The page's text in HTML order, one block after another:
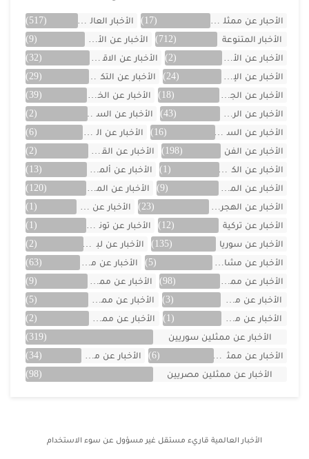
الأحبار عن ممثلين الخليج (17) الأخبار العالمية
(517)
الأخبار المتنوعة
(712) الأخبار عن الأردن
(9)
الأخبار عن الأفلام
(2) الأخبار عن الاقتصاد
(32)
الأخبار عن الإمارات
(24) الأخبار عن التكنولوجيا
(29)
الأخبار عن الجزائر
(18) الأخبار عن الخليج
(39)
الأخبار عن الرياضة
(43) الأخبار عن السعودية
(2)
الأخبار عن السيارات
(16) الأخبار عن العراق
(6)
الأخبار عن الفن
(198) الأخبار عن القصص
(2)
الأخبار عن الكويت
(1) الأخبار عن ألمانيا
(13)
الأخبار عن المسلسلات
(9) الأخبار عن المشاهير
(120)
الأخبار عن الهجرة والسفر
(23) الأخبار عن اليمن
(1)
الأخبار عن تركية
(12) الأخبار عن تونس
(1)
الأخبار عن سوريا
(135) الأخبار عن لبنان
(2)
الأخبار عن مشاهر الهند
(5) الأخبار عن مصر
(63)
الأخبار عن ممثلين اتراك
(98) الأخبار عن ممثلين الأجانب
(9)
الأخبار عن ممثلين الأردن
(3) الأخبار عن ممثلين المغرب
(5)
الأخبار عن ممثلين تونس
(1) الأخبار عن ممثلين جزائريين
(2)
الأخبار عن ممثلين سوريين
(319)
الأخبار عن ممثلين فلسطينين
(6) الأخبار عن ممثلين لبنان
(34)
الأخبار عن ممثلين مصريين
(98)
الأخبار العالمية قاريء مستقل غير مسؤول عن سوء الاستخدام